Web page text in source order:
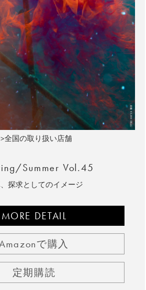
全国の取り扱い店舗
Summer Vol.45
探求としてのイメージ
MORE DETAIL
で購入
定期購読